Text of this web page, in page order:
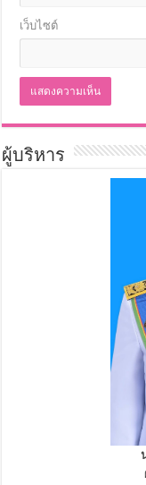
เว็บไซต์
ผู้บริหาร